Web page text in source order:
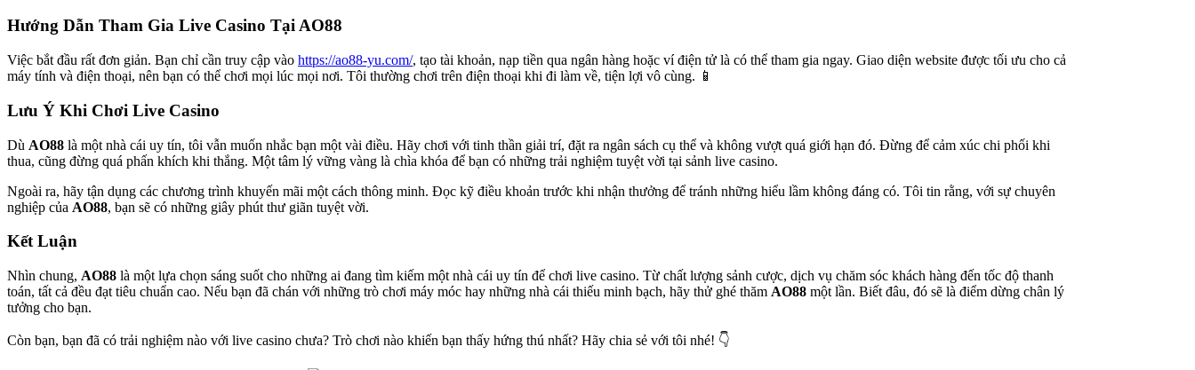
Hướng Dẫn Tham Gia Live Casino Tại AO88
Việc bắt đầu rất đơn giản. Bạn chỉ cần truy cập vào https://ao88-yu.com/, tạo tài khoản, nạp tiền qua ngân hàng hoặc ví điện tử là có thể tham gia ngay. Giao diện website được tối ưu cho cả
máy tính và điện thoại, nên bạn có thể chơi mọi lúc mọi nơi. Tôi thường chơi trên điện thoại khi đi làm về, tiện lợi vô cùng. 📱
Lưu Ý Khi Chơi Live Casino
Dù AO88 là một nhà cái uy tín, tôi vẫn muốn nhắc bạn một vài điều. Hãy chơi với tinh thần giải trí, đặt ra ngân sách cụ thể và không vượt quá giới hạn đó. Đừng để cảm xúc chi phối khi
thua, cũng đừng quá phấn khích khi thắng. Một tâm lý vững vàng là chìa khóa để bạn có những trải nghiệm tuyệt vời tại sảnh live casino.
Ngoài ra, hãy tận dụng các chương trình khuyến mãi một cách thông minh. Đọc kỹ điều khoản trước khi nhận thưởng để tránh những hiểu lầm không đáng có. Tôi tin rằng, với sự chuyên
nghiệp của AO88, bạn sẽ có những giây phút thư giãn tuyệt vời.
Kết Luận
Nhìn chung, AO88 là một lựa chọn sáng suốt cho những ai đang tìm kiếm một nhà cái uy tín để chơi live casino. Từ chất lượng sảnh cược, dịch vụ chăm sóc khách hàng đến tốc độ thanh
toán, tất cả đều đạt tiêu chuẩn cao. Nếu bạn đã chán với những trò chơi máy móc hay những nhà cái thiếu minh bạch, hãy thử ghé thăm AO88 một lần. Biết đâu, đó sẽ là điểm dừng chân lý
tưởng cho bạn.
Còn bạn, bạn đã có trải nghiệm nào với live casino chưa? Trò chơi nào khiến bạn thấy hứng thú nhất? Hãy chia sẻ với tôi nhé! 👇